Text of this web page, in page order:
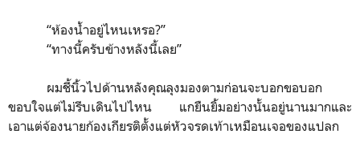
“ห้องน้ำอยู่ไหนเหรอ?”
“ทางนี้ครับข้างหลังนี้เลย”
ผมชี้นิ้วไปด้านหลังคุณลุงมองตามก่อนจะบอกขอบอก
ขอบใจแต่ไม่รีบเดินไปไหน แกยืนยิ้มอย่างนั้นอยู่นานมากและ
เอาแต่จ้องนายก้องเกียรติตั้งแต่หัวจรดเท้าเหมือนเจอของแปลก